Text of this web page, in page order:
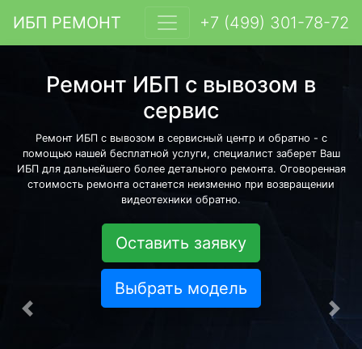
ИБП РЕМОНТ +7 (499) 301-78-72
Ремонт ИБП с вывозом в
сервис
Ремонт ИБП с вывозом в сервисный центр и обратно - с
помощью нашей бесплатной услуги, специалист заберет Ваш
ИБП для дальнейшего более детального ремонта. Оговоренная
стоимость ремонта останется неизменно при возвращении
видеотехники обратно.
Оставить заявку
Выбрать модель
Предыдущая